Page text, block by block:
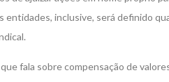
inclusive, será definido
fala sobre compensação de